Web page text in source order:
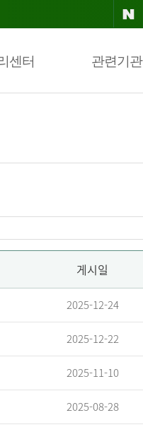
센터 관련기관
게시일
2025-12-24
2025-12-22
2025-11-10
2025-08-28